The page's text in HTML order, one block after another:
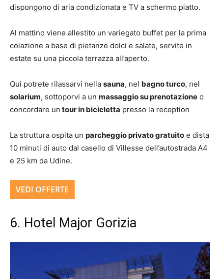
dispongono di aria condizionata e TV a schermo piatto.
Al mattino viene allestito un variegato buffet per la prima
colazione a base di pietanze dolci e salate, servite in
estate su una piccola terrazza all’aperto.
Qui potrete rilassarvi nella sauna, nel bagno turco, nel
solarium, sottoporvi a un massaggio su prenotazione o
concordare un tour in bicicletta presso la reception
La struttura ospita un parcheggio privato gratuito e dista
10 minuti di auto dal casello di Villesse dell’autostrada A4
e 25 km da Udine.
VEDI OFFERTE
6. Hotel Major Gorizia